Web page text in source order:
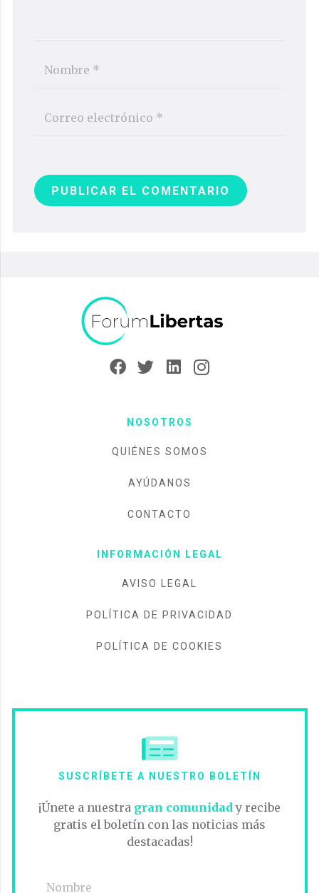
PUBLICAR EL COMENTARIO
NOSOTROS
QUIÉNES SOMOS
AYÚDANOS
CONTACTO
INFORMACIÓN LEGAL
AVISO LEGAL
POLÍTICA DE PRIVACIDAD
POLÍTICA DE COOKIES
SUSCRÍBETE A NUESTRO BOLETÍN
¡Únete a nuestra gran comunidad y recibe
gratis el boletín con las noticias más
destacadas!